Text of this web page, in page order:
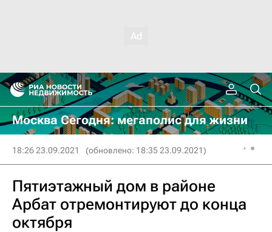
Москва Сегодня: мегаполис для жизни
18:26 23.09.2021 (обновлено: 18:35 23.09.2021)
Пятиэтажный дом в районе
Арбат отремонтируют до конца
октября